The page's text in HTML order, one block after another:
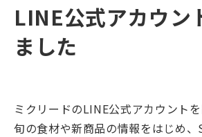
LINE公式アカウン
ました
ミクリードのLINE公式アカウントを
旬の食材や新商品の情報をはじめ、